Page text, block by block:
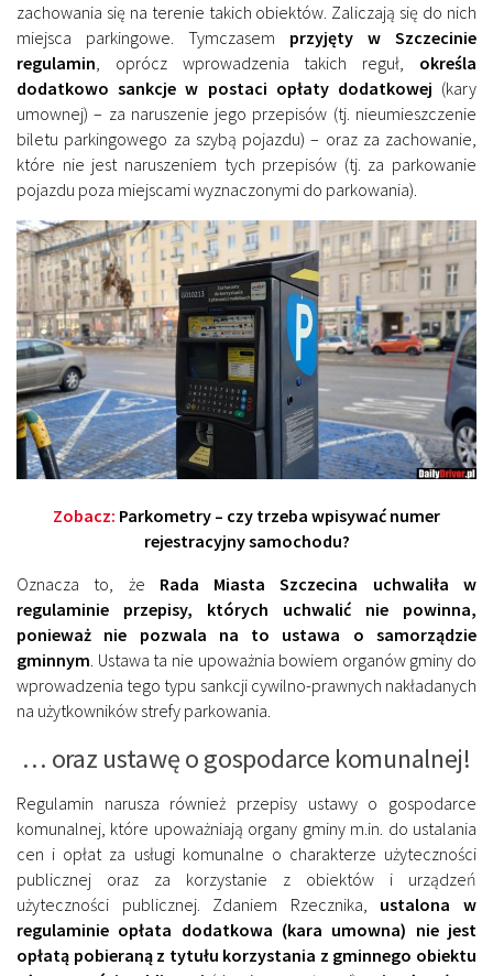
zachowania się na terenie takich obiektów. Zaliczają się do nich
miejsca parkingowe. Tymczasem przyjęty w Szczecinie
regulamin, oprócz wprowadzenia takich reguł, określa
dodatkowo sankcje w postaci opłaty dodatkowej (kary
umownej) – za naruszenie jego przepisów (tj. nieumieszczenie
biletu parkingowego za szybą pojazdu) – oraz za zachowanie,
które nie jest naruszeniem tych przepisów (tj. za parkowanie
pojazdu poza miejscami wyznaczonymi do parkowania).
Zobacz: Parkometry – czy trzeba wpisywać numer
rejestracyjny samochodu?
Oznacza to, że Rada Miasta Szczecina uchwaliła w
regulaminie przepisy, których uchwalić nie powinna,
ponieważ nie pozwala na to ustawa o samorządzie
gminnym. Ustawa ta nie upoważnia bowiem organów gminy do
wprowadzenia tego typu sankcji cywilno-prawnych nakładanych
na użytkowników strefy parkowania.
… oraz ustawę o gospodarce komunalnej!
Regulamin narusza również przepisy ustawy o gospodarce
komunalnej, które upoważniają organy gminy m.in. do ustalania
cen i opłat za usługi komunalne o charakterze użyteczności
publicznej oraz za korzystanie z obiektów i urządzeń
użyteczności publicznej. Zdaniem Rzecznika, ustalona w
regulaminie opłata dodatkowa (kara umowna) nie jest
opłatą pobieraną z tytułu korzystania z gminnego obiektu